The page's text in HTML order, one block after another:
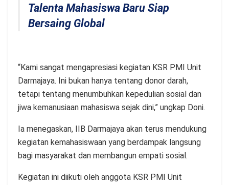
Talenta Mahasiswa Baru Siap
Bersaing Global
“Kami sangat mengapresiasi kegiatan KSR PMI Unit
Darmajaya. Ini bukan hanya tentang donor darah,
tetapi tentang menumbuhkan kepedulian sosial dan
jiwa kemanusiaan mahasiswa sejak dini,” ungkap Doni.
Ia menegaskan, IIB Darmajaya akan terus mendukung
kegiatan kemahasiswaan yang berdampak langsung
bagi masyarakat dan membangun empati sosial.
Kegiatan ini diikuti oleh anggota KSR PMI Unit